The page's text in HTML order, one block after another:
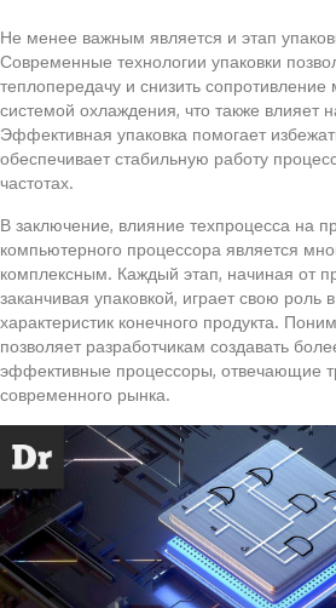
Не менее важным является и этап
Современные технологии упаковки
теплопередачу и снизить
системой охлаждения, что также влияет
Эффективная упаковка помогает
обеспечивает стабильную работу
частотах.
В заключение, влияние техпроцесса на
компьютерного процессора является
комплексным. Каждый этап, начиная от
заканчивая упаковкой, играет свою
характеристик конечного продукта.
позволяет разработчикам создавать
эффективные процессоры, отвечающие
современного рынка.